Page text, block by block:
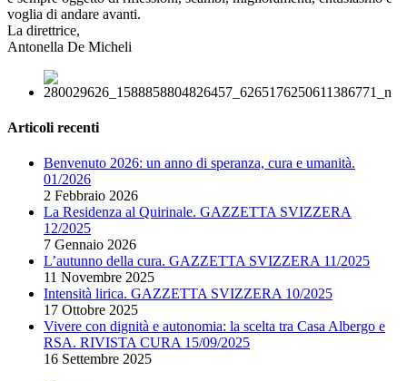
voglia di andare avanti.
La direttrice,
Antonella De Micheli
Articoli recenti
Benvenuto 2026: un anno di speranza, cura e umanità.
01/2026
2 Febbraio 2026
La Residenza al Quirinale. GAZZETTA SVIZZERA
12/2025
7 Gennaio 2026
L’autunno della cura. GAZZETTA SVIZZERA 11/2025
11 Novembre 2025
Intensità lirica. GAZZETTA SVIZZERA 10/2025
17 Ottobre 2025
Vivere con dignità e autonomia: la scelta tra Casa Albergo e
RSA. RIVISTA CURA 15/09/2025
16 Settembre 2025